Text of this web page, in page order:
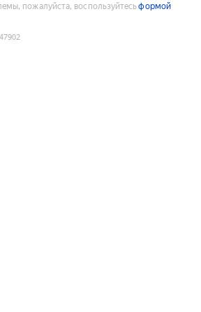
пожалуйста, воспользуйтесьформой